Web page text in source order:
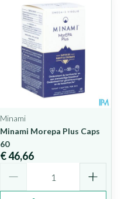
Minami
Minami Morepa Plus Caps
60
€ 46,66